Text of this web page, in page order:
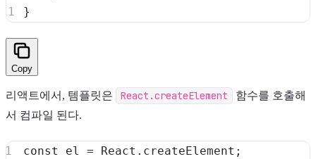
}
Copy
리액트에서, 템플릿은 React.createElement
함수를 호출해
서 컴파일 된다.
const el = React . createElement ;